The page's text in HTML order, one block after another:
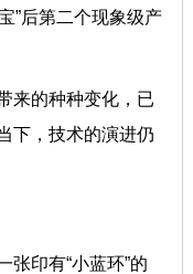
”后第二个现象级产
来的种种变化，已
下，技术的演进仍
印有“小蓝环”的